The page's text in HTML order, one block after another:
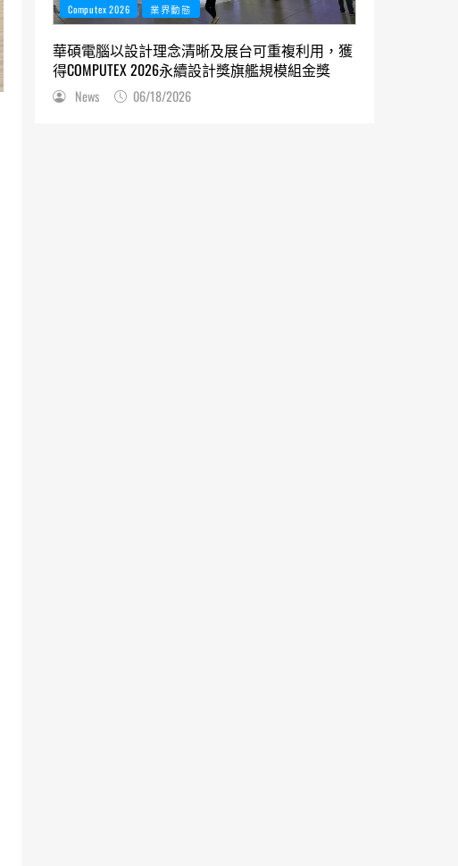
Computex 2026 業界動態
華碩電腦以設計理念清晰及展台可重複利用，獲
得COMPUTEX 2026永續設計獎旗艦規模組金獎
News 06/18/2026